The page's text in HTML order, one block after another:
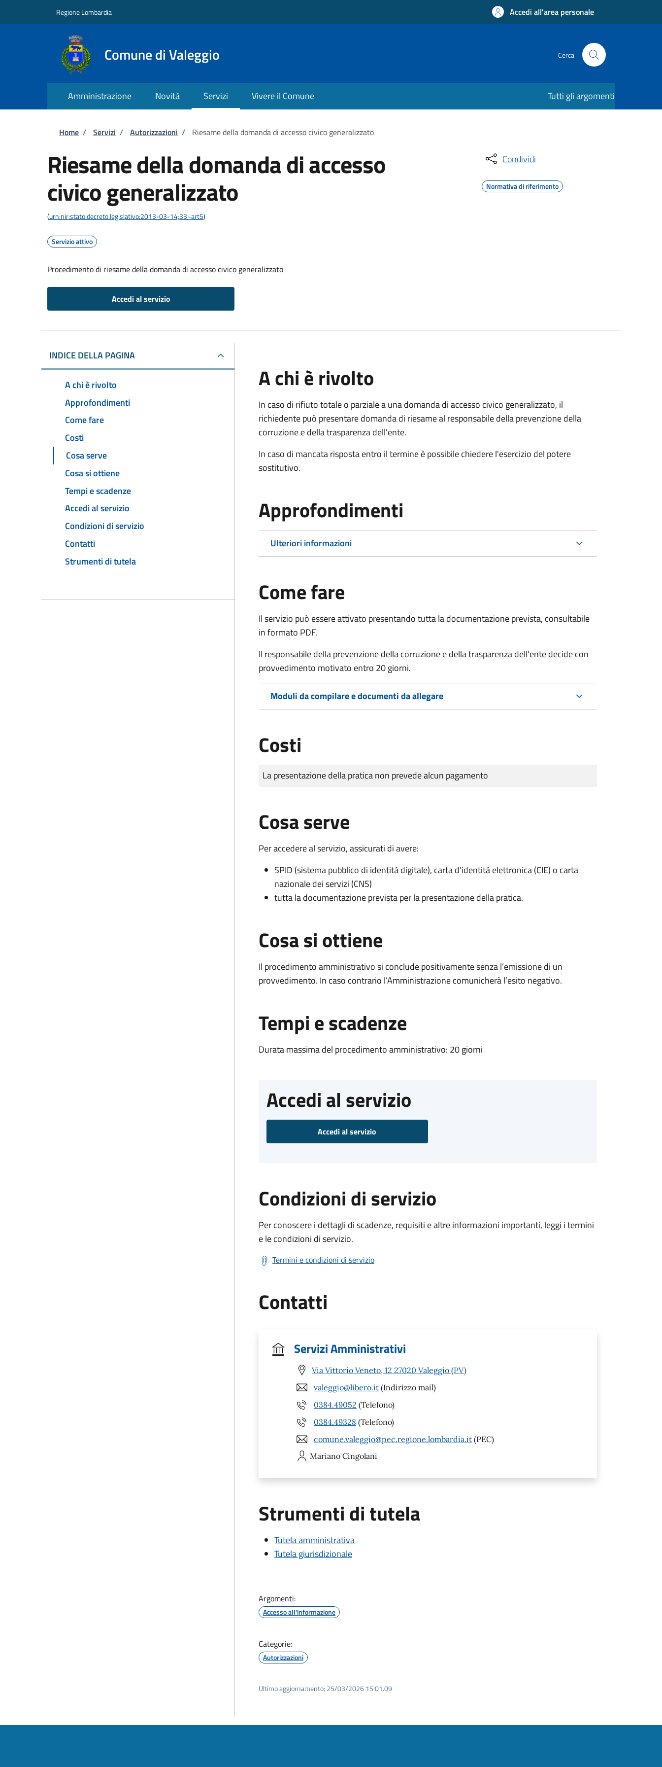
Regione Lombardia Accedi all'area personale
Comune di Valeggio Cerca
Amministrazione Novità Servizi Vivere il Comune Tutti gli argomenti
Briciole di pane
Home / Servizi / Autorizzazioni / Riesame della domanda di accesso civico generalizzato
Riesame della domanda di accesso
civico generalizzato
(urn:nir:stato:decreto.legislativo:2013-03-14;33~art5)
Servizio attivo
Procedimento di riesame della domanda di accesso civico generalizzato
Accedi al servizio
Condividi
Normativa di riferimento
INDICE DELLA PAGINA
A chi è rivolto
Approfondimenti
Come fare
Costi
Cosa serve
Cosa si ottiene
Tempi e scadenze
Accedi al servizio
Condizioni di servizio
Contatti
Strumenti di tutela
A chi è rivolto
In caso di rifiuto totale o parziale a una domanda di accesso civico generalizzato, il
richiedente può presentare domanda di riesame al responsabile della prevenzione della
corruzione e della trasparenza dell'ente.
In caso di mancata risposta entro il termine è possibile chiedere l'esercizio del potere
sostitutivo.
Approfondimenti
Ulteriori informazioni
Come fare
Il servizio può essere attivato presentando tutta la documentazione prevista, consultabile
in formato PDF.
Il responsabile della prevenzione della corruzione e della trasparenza dell'ente decide con
provvedimento motivato entro 20 giorni.
Moduli da compilare e documenti da allegare
Costi
Tipo di pagamento
Importo
La presentazione della pratica non prevede alcun pagamento
Cosa serve
Per accedere al servizio, assicurati di avere:
SPID (sistema pubblico di identità digitale), carta d’identità elettronica (CIE) o carta
nazionale dei servizi (CNS)
tutta la documentazione prevista per la presentazione della pratica.
Cosa si ottiene
Il procedimento amministrativo si conclude positivamente senza l’emissione di un
provvedimento. In caso contrario l’Amministrazione comunicherà l’esito negativo.
Tempi e scadenze
Durata massima del procedimento amministrativo: 20 giorni
Accedi al servizio
Accedi al servizio
Condizioni di servizio
Per conoscere i dettagli di scadenze, requisiti e altre informazioni importanti, leggi i termini
e le condizioni di servizio.
Termini e condizioni di servizio
Contatti
Servizi Amministrativi
Via Vittorio Veneto, 12 27020 Valeggio (PV)
valeggio@libero.it (Indirizzo mail)
0384.49052 (Telefono)
0384.49328 (Telefono)
comune.valeggio@pec.regione.lombardia.it (PEC)
Mariano Cingolani
Strumenti di tutela
Tutela amministrativa
Tutela giurisdizionale
Argomenti:
Accesso all'informazione
Categorie:
Autorizzazioni
Ultimo aggiornamento: 25/03/2026 15:01.09